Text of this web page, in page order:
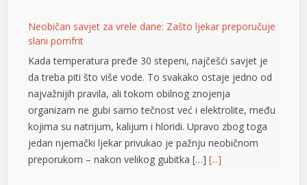
Neobičan savjet za vrele dane: Zašto ljekar preporučuje
slani pomfrit
Kada temperatura pređe 30 stepeni, najčešći savjet je
da treba piti što više vode. To svakako ostaje jedno od
najvažnijih pravila, ali tokom obilnog znojenja
organizam ne gubi samo tečnost već i elektrolite, među
kojima su natrijum, kalijum i hloridi. Upravo zbog toga
jedan njemački ljekar privukao je pažnju neobičnom
preporukom – nakon velikog gubitka […][...]